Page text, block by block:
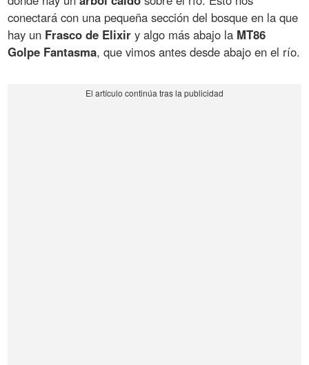
conectará con una pequeña sección del bosque en la que
hay un Frasco de Elixir y algo más abajo la MT86
Golpe Fantasma, que vimos antes desde abajo en el río.